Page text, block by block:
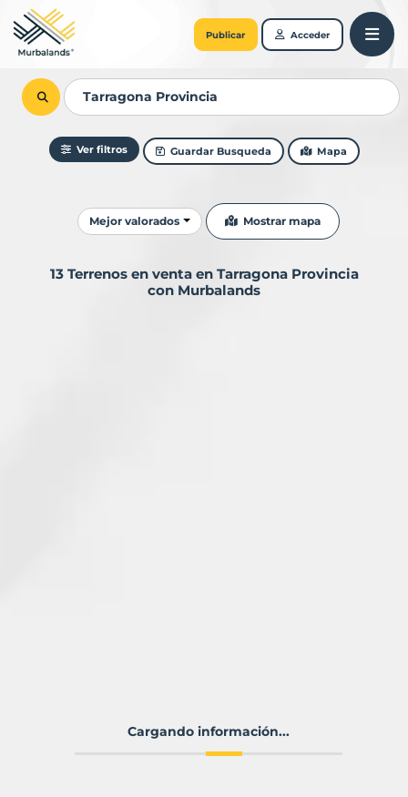
Publicar Acceder
Ver filtros Guardar Busqueda Mapa
Ordenar resultados
Mejor valorados Mostrar mapa
13 Terrenos en venta en Tarragona Provincia
con Murbalands
Cargando información...